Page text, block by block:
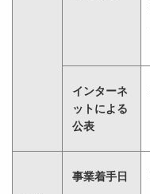
インターネ
ットによる
公表
事業着手日